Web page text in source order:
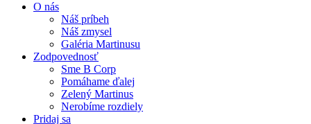
O nás
Náš príbeh
Náš zmysel
Galéria Martinusu
Zodpovednosť
Sme B Corp
Pomáhame ďalej
Zelený Martinus
Nerobíme rozdiely
Pridaj sa